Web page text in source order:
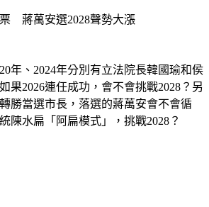
　蔣萬安選2028聲勢大漲
年、2024年分別有立法院長韓國瑜和侯
果2026連任成功，會不會挑戰2028？另
勝當選市長，落選的蔣萬安會不會循
陳水扁「阿扁模式」，挑戰2028？